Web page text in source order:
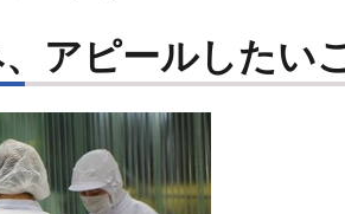
アピールしたい